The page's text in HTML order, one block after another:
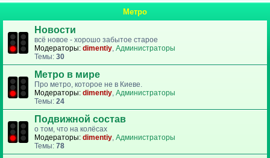
Метро
Новости
всё новое - хорошо забытое старое
Модераторы: dimentiy, Администраторы
Темы: 30
Метро в мире
Про метро, которое не в Киеве.
Модераторы: dimentiy, Администраторы
Темы: 24
Подвижной состав
о том, что на колёсах
Модераторы: dimentiy, Администраторы
Темы: 78